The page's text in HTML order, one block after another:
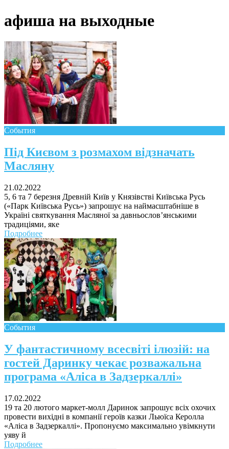
Чому дітям корисно читати
собі допомогти
Як підготувати дитину до
навчального року? Поради
лікаря батькам
Поради багатодітної мами:
декреті
Ми запитали у зіркових
мам, яка вона - мамаWOW
афиша на выходные
События
Під Києвом з розмахом відзначать
Масляну
21.02.2022
5, 6 та 7 березня Древній Київ у Князівстві Київська Русь
(«Парк Київська Русь») запрошує на наймасштабніше в
Україні святкування Масляної за давньослов’янськими
традиціями, яке
Подробнее
События
У фантастичному всесвіті ілюзій: на
гостей Даринку чекає розважальна
програма «Аліса в Задзеркаллі»
17.02.2022
19 та 20 лютого маркет-молл Даринок запрошує всіх охочих
провести вихідні в компанії героїв казки Льюїса Керолла
«Аліса в Задзеркаллі». Пропонуємо максимально увімкнути
уяву й
Подробнее